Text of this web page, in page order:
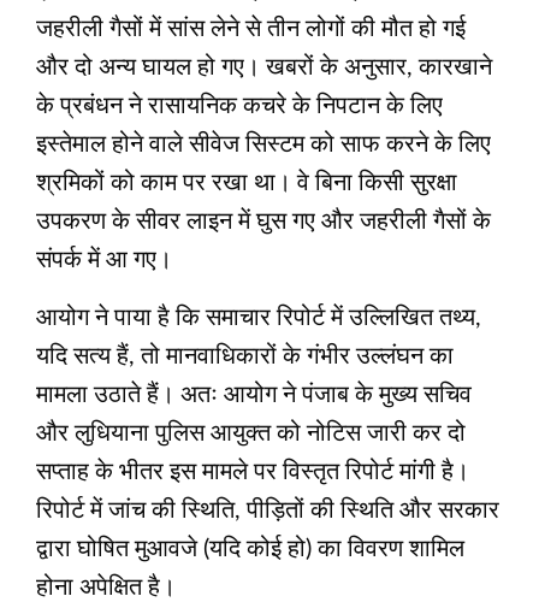
जहरीली गैसों में सांस लेने से तीन लोगों की मौत हो गई
और दो अन्य घायल हो गए। खबरों के अनुसार, कारखाने
के प्रबंधन ने रासायनिक कचरे के निपटान के लिए
इस्तेमाल होने वाले सीवेज सिस्टम को साफ करने के लिए
श्रमिकों को काम पर रखा था। वे बिना किसी सुरक्षा
उपकरण के सीवर लाइन में घुस गए और जहरीली गैसों के
संपर्क में आ गए।
आयोग ने पाया है कि समाचार रिपोर्ट में उल्लिखित तथ्य,
यदि सत्य हैं, तो मानवाधिकारों के गंभीर उल्लंघन का
मामला उठाते हैं। अतः आयोग ने पंजाब के मुख्य सचिव
और लुधियाना पुलिस आयुक्त को नोटिस जारी कर दो
सप्ताह के भीतर इस मामले पर विस्तृत रिपोर्ट मांगी है।
रिपोर्ट में जांच की स्थिति, पीड़ितों की स्थिति और सरकार
द्वारा घोषित मुआवजे (यदि कोई हो) का विवरण शामिल
होना अपेक्षित है।